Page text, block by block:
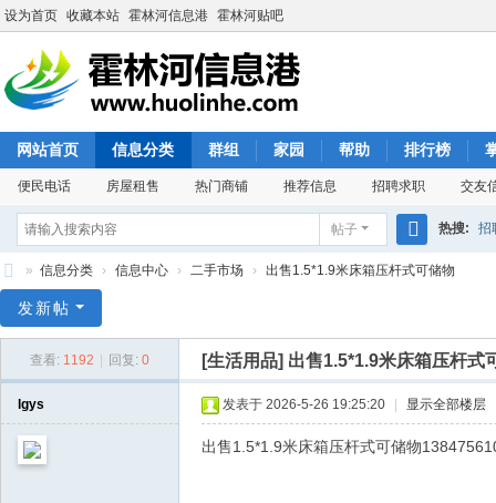
设为首页 收藏本站 霍林河信息港 霍林河贴吧
网站首页 信息分类 群组 家园 帮助 排行榜
便民电话 房屋租售 热门商铺 推荐信息 招聘求职 交友
帖子
搜
热搜: 招
林
» 信息分类 › 信息中心 › 二手市场 › 出售1.5*1.9米床箱压杆式可储物
发新帖
查看: 1192 回复: 0 [生活用品] 出售1.5*1.9米床箱压杆式
lgys 发表于 2026-5-26 19:25:20 显示全部楼层
出售1.5*1.9米床箱压杆式可储物